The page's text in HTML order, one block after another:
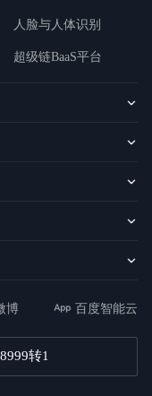
人脸与人体识别
超级链BaaS平台
博 百度智能云
转1